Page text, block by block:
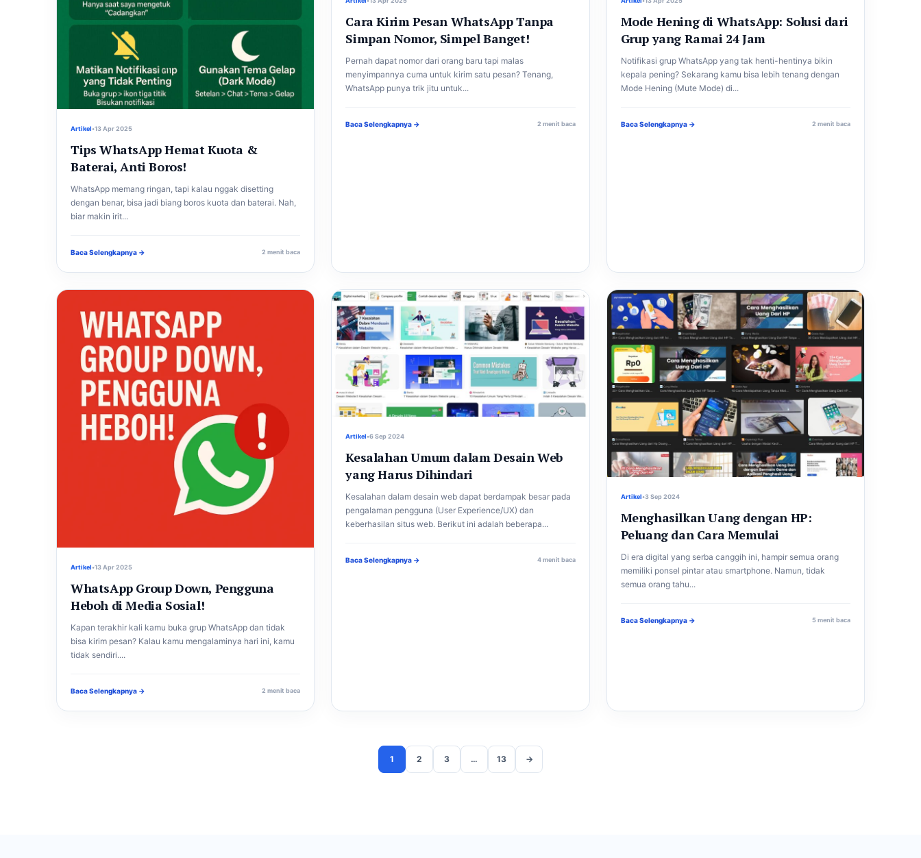
Artikel•13 Apr 2025
Tips WhatsApp Hemat Kuota &
Baterai, Anti Boros!
WhatsApp memang ringan, tapi kalau nggak disetting
dengan benar, bisa jadi biang boros kuota dan baterai. Nah,
biar makin irit...
Baca Selengkapnya → 2 menit baca
Cara Kirim Pesan WhatsApp Tanpa
Simpan Nomor, Simpel Banget!
Pernah dapat nomor dari orang baru tapi malas
menyimpannya cuma untuk kirim satu pesan? Tenang,
WhatsApp punya trik jitu untuk...
Baca Selengkapnya → 2 menit baca
Mode Hening di WhatsApp: Solusi dari
Grup yang Ramai 24 Jam
Notifikasi grup WhatsApp yang tak henti-hentinya bikin
kepala pening? Sekarang kamu bisa lebih tenang dengan
Mode Hening (Mute Mode) di...
Baca Selengkapnya → 2 menit baca
Artikel•13 Apr 2025
WhatsApp Group Down, Pengguna
Heboh di Media Sosial!
Kapan terakhir kali kamu buka grup WhatsApp dan tidak
bisa kirim pesan? Kalau kamu mengalaminya hari ini, kamu
tidak sendiri....
Baca Selengkapnya → 2 menit baca
Artikel•6 Sep 2024
Kesalahan Umum dalam Desain Web
yang Harus Dihindari
Kesalahan dalam desain web dapat berdampak besar pada
pengalaman pengguna (User Experience/UX) dan
keberhasilan situs web. Berikut ini adalah beberapa...
Baca Selengkapnya → 4 menit baca
Artikel•3 Sep 2024
Menghasilkan Uang dengan HP:
Peluang dan Cara Memulai
Di era digital yang serba canggih ini, hampir semua orang
memiliki ponsel pintar atau smartphone. Namun, tidak
semua orang tahu...
Baca Selengkapnya → 5 menit baca
1 2 3 … 13 →